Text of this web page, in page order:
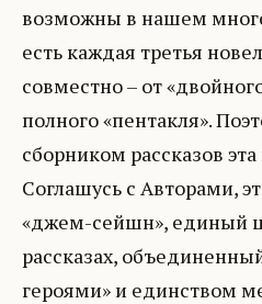
возможны в нашем
есть каждая третья
совместно – от
полного «пентакля».
сборником рассказов
Соглашусь с Авторами,
«джем-сейшн», единый
рассказах,
героями» и единством